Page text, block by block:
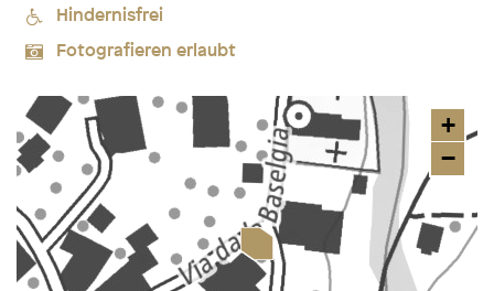
Hindernisfrei
Fotografieren erlaubt
+
−